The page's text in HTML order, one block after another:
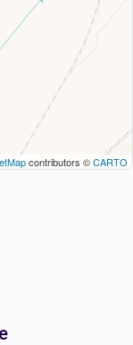
contributors ©CARTO